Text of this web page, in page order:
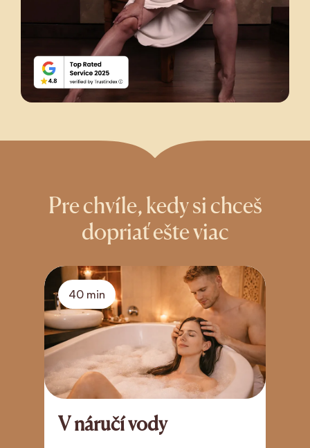
Pre chvíle, kedy si chceš
dopriať ešte viac
40 min
V náručí vody